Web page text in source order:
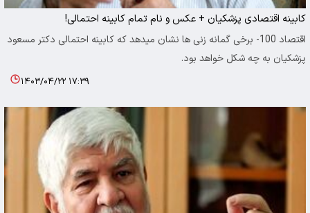
کابینه اقتصادی پزشکیان + عکس و نام تمام کابینه احتمالی!
اقتصاد 100- برخی گمانه زنی ها نشان میدهد که کابینه احتمالی دکتر مسعود
پزشکیان به چه شکل خواهد بود.
۱۴۰۳/۰۴/۲۲ ۱۷:۳۹